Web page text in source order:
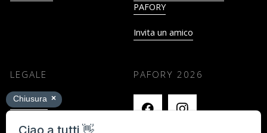
PAFORY
Invita un amico
LEGALE
Impronta
Termini e Condizioni
PAFORY 2026